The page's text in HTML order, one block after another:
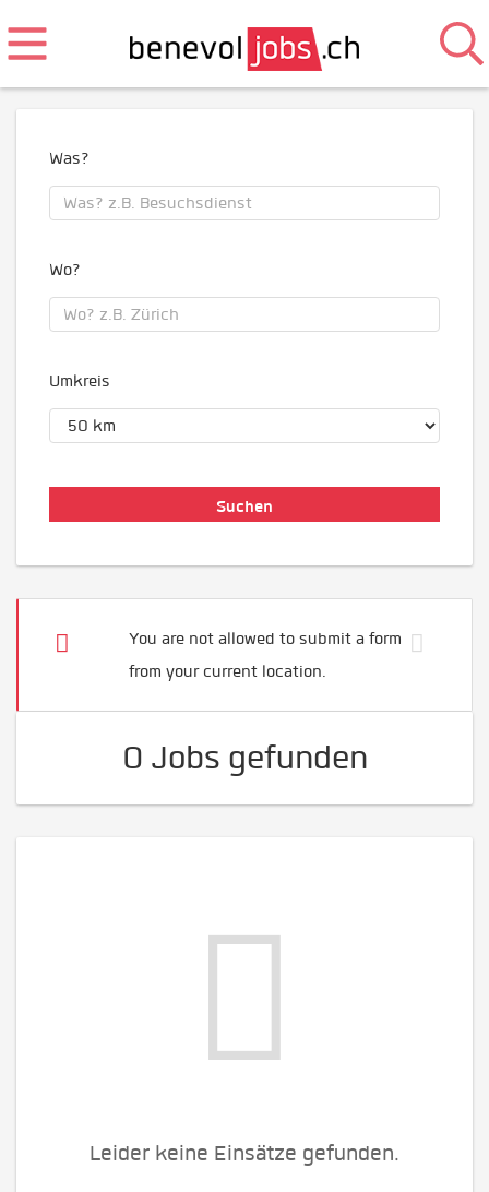
Was?
Wo?
Umkreis
You are not allowed to submit a form
from your current location.
0 Jobs gefunden
Leider keine Einsätze gefunden.